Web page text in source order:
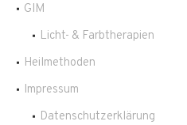
GIM
Licht- & Farbtherapien
Heilmethoden
Impressum
Datenschutzerklärung